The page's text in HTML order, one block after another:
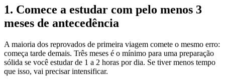
1. Comece a estudar com pelo menos 3
meses de antecedência
A maioria dos reprovados de primeira viagem comete o mesmo erro:
começa tarde demais. Três meses é o mínimo para uma preparação
sólida se você estudar de 1 a 2 horas por dia. Se tiver menos tempo
que isso, vai precisar intensificar.